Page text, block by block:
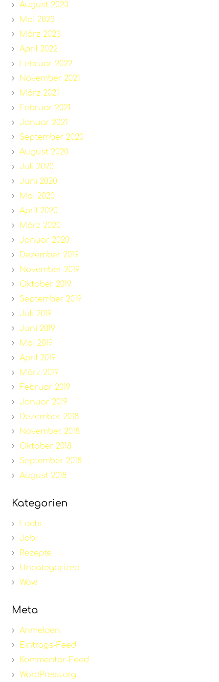
August 2023
Mai 2023
März 2023
April 2022
Februar 2022
November 2021
März 2021
Februar 2021
Januar 2021
September 2020
August 2020
Juli 2020
Juni 2020
Mai 2020
April 2020
März 2020
Januar 2020
Dezember 2019
November 2019
Oktober 2019
September 2019
Juli 2019
Juni 2019
Mai 2019
April 2019
März 2019
Februar 2019
Januar 2019
Dezember 2018
November 2018
Oktober 2018
September 2018
August 2018
Kategorien
Facts
Job
Rezepte
Uncategorized
Wow
Meta
Anmelden
Eintrags-Feed
Kommentar-Feed
WordPress.org